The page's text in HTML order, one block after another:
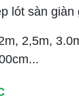
lót sàn giàn
2,5m,